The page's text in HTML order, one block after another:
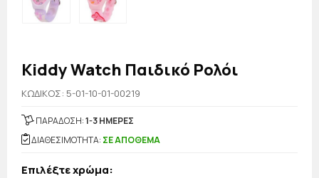
Kiddy Watch Παιδικό Ρολόι
KΩΔΙΚΟΣ: 5-01-10-01-00219
ΠΑΡΑΔΟΣΗ:1-3 ΗΜΕΡΕΣ
ΔΙΑΘΕΣΙΜΟΤΗΤΑ: ΣΕ ΑΠΟΘΕΜΑ
Επιλέξτε χρώμα: